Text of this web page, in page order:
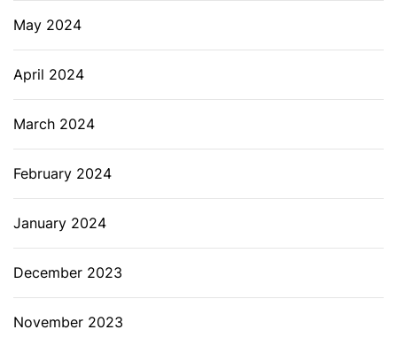
May 2024
April 2024
March 2024
February 2024
January 2024
December 2023
November 2023